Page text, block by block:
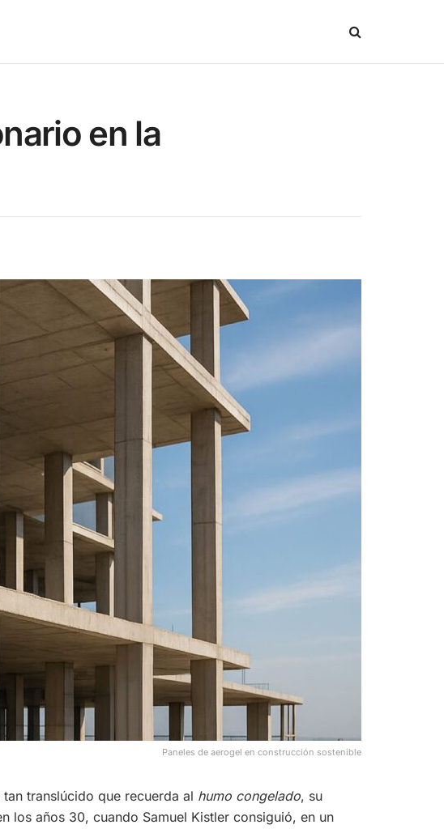
en la
Paneles de aerogel en construcción sostenible
translúcido que recuerda al humo congelado, su
los años 30, cuando Samuel Kistler consiguió, en un